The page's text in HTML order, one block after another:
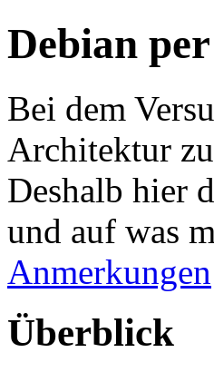
Debian
Bei dem
Architektur
Deshalb hier
und auf was
Anmerkungen
Überblick